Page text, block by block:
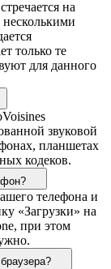
на
несколькими
только те
для данного
звуковой
планшетах
кодеков.
телефона и
«Загрузки» на
при этом